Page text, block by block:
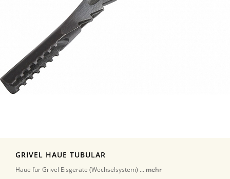
GRIVEL HAUE TUBULAR
Haue für Grivel Eisgeräte (Wechselsystem) ... mehr